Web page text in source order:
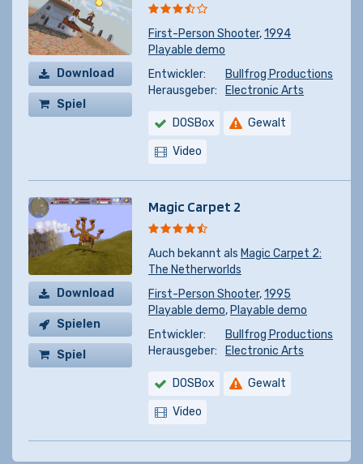
Download
Spiel
First-Person Shooter,1994
Playable demo
Entwickler:
Bullfrog Productions
Herausgeber:
Electronic Arts
DOSBox Gewalt
Video
Download
Spielen
Spiel
Magic Carpet 2
Auch bekannt als Magic Carpet 2:
The Netherworlds
First-Person Shooter,1995
Playable demo, Playable demo
Entwickler:
Bullfrog Productions
Herausgeber:
Electronic Arts
DOSBox Gewalt
Video